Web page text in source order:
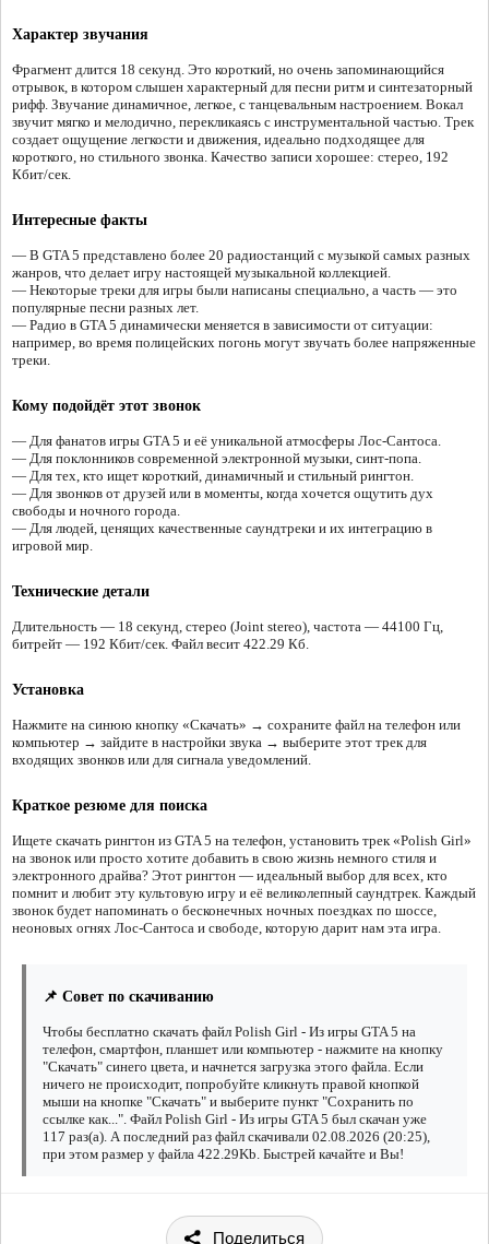
Характер звучания
Фрагмент длится 18 секунд. Это короткий, но очень запоминающийся
отрывок, в котором слышен характерный для песни ритм и синтезаторный
рифф. Звучание динамичное, легкое, с танцевальным настроением. Вокал
звучит мягко и мелодично, перекликаясь с инструментальной частью. Трек
создает ощущение легкости и движения, идеально подходящее для
короткого, но стильного звонка. Качество записи хорошее: стерео, 192
Кбит/сек.
Интересные факты
— В GTA 5 представлено более 20 радиостанций с музыкой самых разных
жанров, что делает игру настоящей музыкальной коллекцией.
— Некоторые треки для игры были написаны специально, а часть — это
популярные песни разных лет.
— Радио в GTA 5 динамически меняется в зависимости от ситуации:
например, во время полицейских погонь могут звучать более напряженные
треки.
Кому подойдёт этот звонок
— Для фанатов игры GTA 5 и её уникальной атмосферы Лос-Сантоса.
— Для поклонников современной электронной музыки, синт-попа.
— Для тех, кто ищет короткий, динамичный и стильный рингтон.
— Для звонков от друзей или в моменты, когда хочется ощутить дух
свободы и ночного города.
— Для людей, ценящих качественные саундтреки и их интеграцию в
игровой мир.
Технические детали
Длительность — 18 секунд, стерео (Joint stereo), частота — 44100 Гц,
битрейт — 192 Кбит/сек. Файл весит 422.29 Кб.
Установка
Нажмите на синюю кнопку «Скачать» → сохраните файл на телефон или
компьютер → зайдите в настройки звука → выберите этот трек для
входящих звонков или для сигнала уведомлений.
Краткое резюме для поиска
Ищете скачать рингтон из GTA 5 на телефон, установить трек «Polish Girl»
на звонок или просто хотите добавить в свою жизнь немного стиля и
электронного драйва? Этот рингтон — идеальный выбор для всех, кто
помнит и любит эту культовую игру и её великолепный саундтрек. Каждый
звонок будет напоминать о бесконечных ночных поездках по шоссе,
неоновых огнях Лос-Сантоса и свободе, которую дарит нам эта игра.
📌 Совет по скачиванию
Чтобы бесплатно скачать файл Polish Girl - Из игры GTA 5 на
телефон, смартфон, планшет или компьютер - нажмите на кнопку
"Скачать" синего цвета, и начнется загрузка этого файла. Если
ничего не происходит, попробуйте кликнуть правой кнопкой
мыши на кнопке "Скачать" и выберите пункт "Сохранить по
ссылке как...". Файл Polish Girl - Из игры GTA 5 был скачан уже
117 раз(а). А последний раз файл скачивали 02.08.2026 (20:25),
при этом размер у файла 422.29Kb. Быстрей качайте и Вы!
Поделиться